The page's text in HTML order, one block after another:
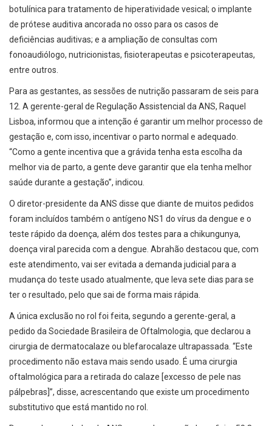
botulínica para tratamento de hiperatividade vesical; o implante
de prótese auditiva ancorada no osso para os casos de
deficiências auditivas; e a ampliação de consultas com
fonoaudiólogo, nutricionistas, fisioterapeutas e psicoterapeutas,
entre outros.
Para as gestantes, as sessões de nutrição passaram de seis para
12. A gerente-geral de Regulação Assistencial da ANS, Raquel
Lisboa, informou que a intenção é garantir um melhor processo de
gestação e, com isso, incentivar o parto normal e adequado.
“Como a gente incentiva que a grávida tenha esta escolha da
melhor via de parto, a gente deve garantir que ela tenha melhor
saúde durante a gestação”, indicou.
O diretor-presidente da ANS disse que diante de muitos pedidos
foram incluídos também o antígeno NS1 do vírus da dengue e o
teste rápido da doença, além dos testes para a chikungunya,
doença viral parecida com a dengue. Abrahão destacou que, com
este atendimento, vai ser evitada a demanda judicial para a
mudança do teste usado atualmente, que leva sete dias para se
ter o resultado, pelo que sai de forma mais rápida.
A única exclusão no rol foi feita, segundo a gerente-geral, a
pedido da Sociedade Brasileira de Oftalmologia, que declarou a
cirurgia de dermatocalaze ou blefarocalaze ultrapassada. “Este
procedimento não estava mais sendo usado. É uma cirurgia
oftalmológica para a retirada do calaze [excesso de pele nas
pálpebras]”, disse, acrescentando que existe um procedimento
substitutivo que está mantido no rol.